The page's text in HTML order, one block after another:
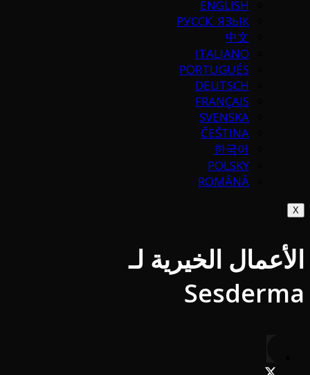
ENGLISH
РУССК. ЯЗЫК
中文
ITALIANO
PORTUGUÉS
DEUTSCH
FRANÇAIS
SVENSKA
ČEŠTINA
한국어
POLSKY
ROMÂNĂ
X
الأعمال الخيرية لـ
Sesderma